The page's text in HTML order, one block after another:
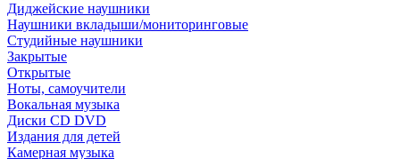
Диджейские наушники
Наушники вкладыши/мониторинговые
Студийные наушники
Закрытые
Открытые
Ноты, самоучители
Вокальная музыка
Диски CD DVD
Издания для детей
Камерная музыка